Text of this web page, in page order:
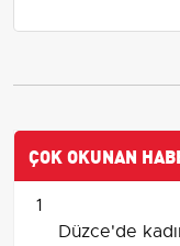
ÇOK OKUNAN
1
Düzce'de